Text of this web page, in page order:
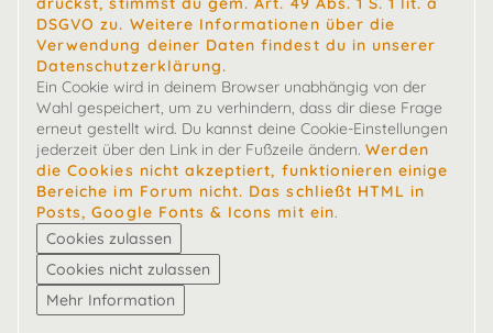
DSGVO zu. Weitere Informationen über die
Verwendung deiner Daten findest du in unserer
Datenschutzerklärung.
Ein Cookie wird in deinem Browser unabhängig von der
Wahl gespeichert, um zu verhindern, dass dir diese Frage
erneut gestellt wird. Du kannst deine Cookie-Einstellungen
jederzeit über den Link in der Fußzeile ändern. Werden
die Cookies nicht akzeptiert, funktionieren einige
Bereiche im Forum nicht. Das schließt HTML in
Posts, Google Fonts & Icons mit ein.